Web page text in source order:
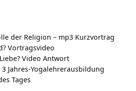
der Religion – mp3 Kurzvortrag
Vortragsvideo
Video Antwort
Jahres-Yogalehrerausbildung
Tages